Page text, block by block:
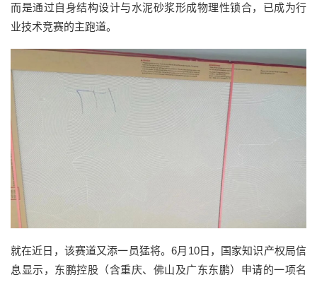
而是通过自身结构设计与水泥砂浆形成物理性锁合，已成为行
业技术竞赛的主跑道。
就在近日， 该赛道又添一员猛将。6月 10日，国家知识产权局信
息显示，东鹏控股（含重庆、佛山及广东东鹏）申请的一项名